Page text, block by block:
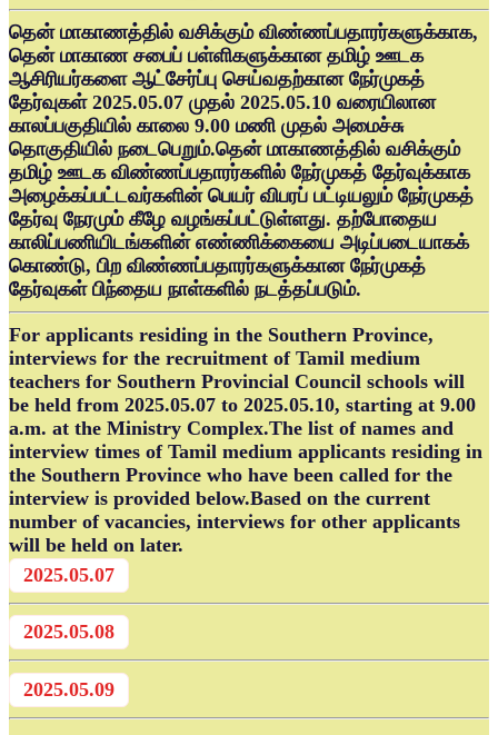
தென் மாகாணத்தில் வசிக்கும் விண்ணப்பதாரர்களுக்காக,
தென் மாகாண சபைப் பள்ளிகளுக்கான தமிழ் ஊடக
ஆசிரியர்களை ஆட்சேர்ப்பு செய்வதற்கான நேர்முகத்
தேர்வுகள் 2025.05.07 முதல் 2025.05.10 வரையிலான
காலப்பகுதியில் காலை 9.00 மணி முதல் அமைச்சு
தொகுதியில் நடைபெறும்.தென் மாகாணத்தில் வசிக்கும்
தமிழ் ஊடக விண்ணப்பதாரர்களில் நேர்முகத் தேர்வுக்காக
அழைக்கப்பட்டவர்களின் பெயர் விபரப் பட்டியலும் நேர்முகத்
தேர்வு நேரமும் கீழே வழங்கப்பட்டுள்ளது. தற்போதைய
காலிப்பணியிடங்களின் எண்ணிக்கையை அடிப்படையாகக்
கொண்டு, பிற விண்ணப்பதாரர்களுக்கான நேர்முகத்
தேர்வுகள் பிந்தைய நாள்களில் நடத்தப்படும்.
For applicants residing in the Southern Province,
interviews for the recruitment of Tamil medium
teachers for Southern Provincial Council schools will
be held from 2025.05.07 to 2025.05.10, starting at 9.00
a.m. at the Ministry Complex.The list of names and
interview times of Tamil medium applicants residing in
the Southern Province who have been called for the
interview is provided below.Based on the current
number of vacancies, interviews for other applicants
will be held on later.
2025.05.07
2025.05.08
2025.05.09